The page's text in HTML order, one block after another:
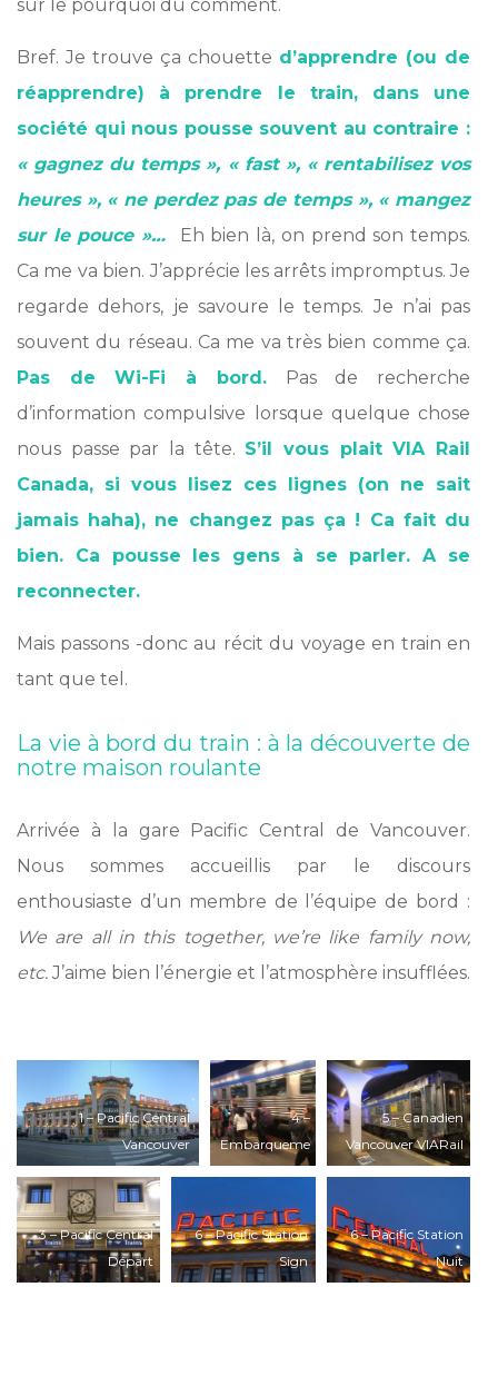
sur le pourquoi du comment.
Bref. Je trouve ça chouette d’apprendre (ou de
réapprendre) à prendre le train, dans une
société qui nous pousse souvent au contraire :
« gagnez du temps », « fast », « rentabilisez vos
heures », « ne perdez pas de temps », « mangez
sur le pouce »…
Eh bien là, on prend son temps.
Ca me va bien. J’apprécie les arrêts impromptus. Je
regarde dehors, je savoure le temps. Je n’ai pas
souvent du réseau. Ca me va très bien comme ça.
Pas de Wi-Fi à bord.Pas de recherche
d’information compulsive lorsque quelque chose
nous passe par la tête. S’il vous plait VIA Rail
Canada, si vous lisez ces lignes (on ne sait
jamais haha), ne changez pas ça ! Ca fait du
bien. Ca pousse les gens à se parler. A se
reconnecter.
Mais passons -donc au récit du voyage en train en
tant que tel.
La vie à bord du train : à la découverte de
notre maison roulante
Arrivée à la gare Pacific Central de Vancouver.
Nous sommes accueillis par le discours
enthousiaste d’un membre de l’équipe de bord :
We are all in this together, we’re like family now,
etc. J’aime bien l’énergie et l’atmosphère insufflées.
1 – Pacific Central
Vancouver
4 –
Embarqueme
nt Canadien
5 – Canadien
Vancouver VIARail
3 – Pacific Central
Départ
6 – Pacific Station
Sign
6 – Pacific Station
Nuit